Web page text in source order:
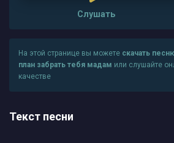
Слушать
На этой странице вы можете скачать
план забрать тебя мадам или слушайте
качестве
Текст песни